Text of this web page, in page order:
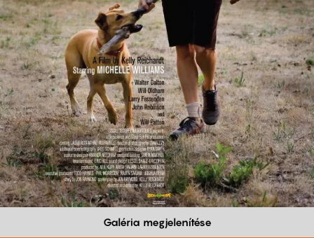
Galéria megjelenítése